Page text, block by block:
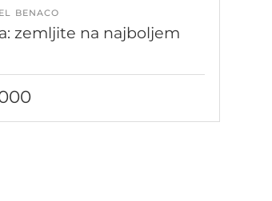
BENACO
zemljite na najboljem